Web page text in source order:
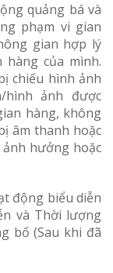
quảng bá và
phạm vi gian
gian hợp lý
của mình.
chiếu hình ảnh
ảnh được
hàng, không
âm thanh hoặc
hưởng hoặc
động biểu diễn
và Thời lượng
bố (Sau khi đã